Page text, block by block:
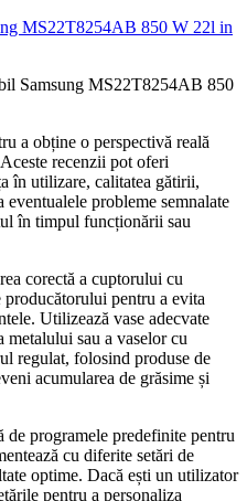
MS22T8254AB 850 W 22l in
a obține o perspectivă reală
recenzii pot oferi
în utilizare, calitatea gătirii,
probleme semnalate
în timpul funcționării sau
corectă a cuptorului cu
pentru a evita
Utilizează vase adecvate
sau a vaselor cu
regulat, folosind produse de
acumularea de grăsime și
programele predefinite pentru
cu diferite setări de
optime. Dacă ești un utilizator
pentru a personaliza